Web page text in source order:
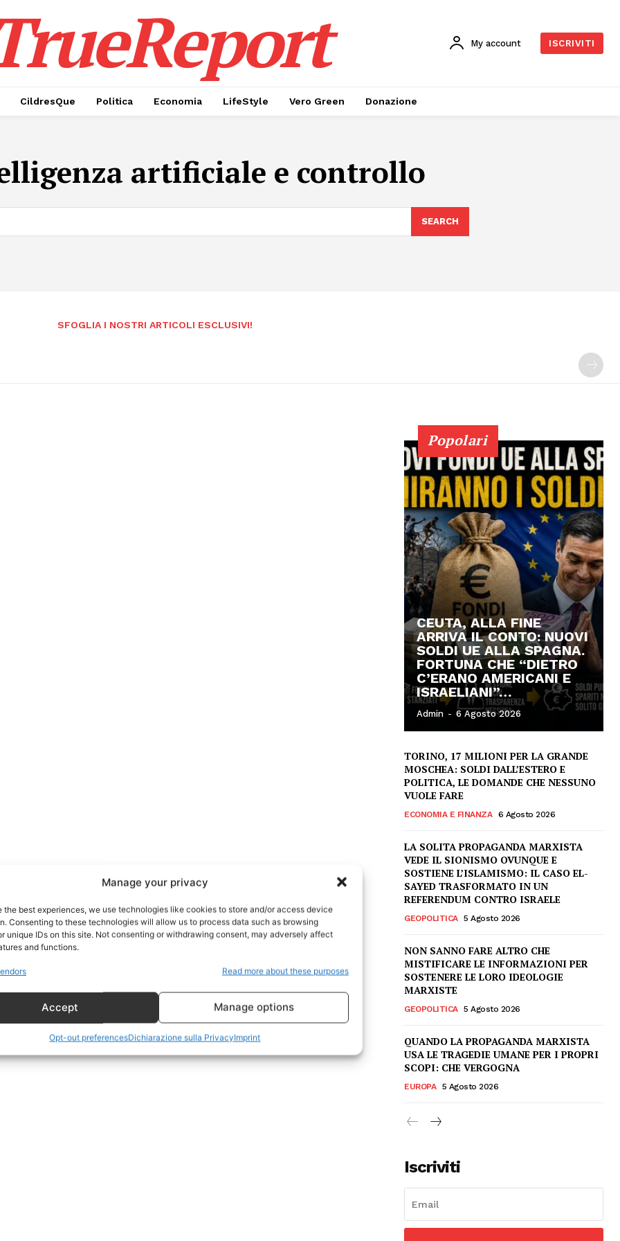
Manage your privacy
the best experiences, we use technologies like cookies to store and/or access device
Consenting to these technologies will allow us to process data such as browsing
unique IDs on this site. Not consenting or withdrawing consent, may adversely affect
and functions.
Read more about these purposes
Accept Manage options
Opt-out preferencesDichiarazione sulla PrivacyImprint
Geopolitica
My account ISCRIVITI
CildresQue Politica Economia LifeStyle Vero Green Donazione
artificiale e controllo
SEARCH
SFOGLIA I NOSTRI ARTICOLI ESCLUSIVI!
Popolari
CEUTA, ALLA FINE
ARRIVA IL CONTO: NUOVI
SOLDI UE ALLA SPAGNA.
FORTUNA CHE “DIETRO
C’ERANO AMERICANI E
ISRAELIANI”…
Admin - 6 Agosto 2026
TORINO, 17 MILIONI PER LA GRANDE
MOSCHEA: SOLDI DALL’ESTERO E
POLITICA, LE DOMANDE CHE NESSUNO
VUOLE FARE
ECONOMIA E FINANZA 6 Agosto 2026
LA SOLITA PROPAGANDA MARXISTA
VEDE IL SIONISMO OVUNQUE E
SOSTIENE L’ISLAMISMO: IL CASO EL-
SAYED TRASFORMATO IN UN
REFERENDUM CONTRO ISRAELE
GEOPOLITICA 5 Agosto 2026
NON SANNO FARE ALTRO CHE
MISTIFICARE LE INFORMAZIONI PER
SOSTENERE LE LORO IDEOLOGIE
MARXISTE
GEOPOLITICA 5 Agosto 2026
QUANDO LA PROPAGANDA MARXISTA
USA LE TRAGEDIE UMANE PER I PROPRI
SCOPI: CHE VERGOGNA
EUROPA 5 Agosto 2026
Iscriviti